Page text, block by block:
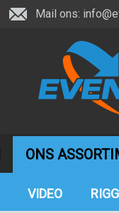
Mail ons:
ONS
VIDEO